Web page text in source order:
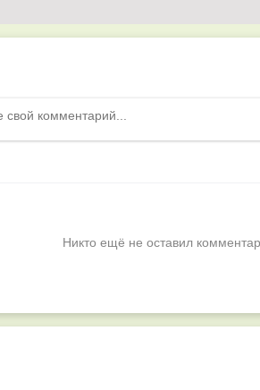
Никто ещё не оставил